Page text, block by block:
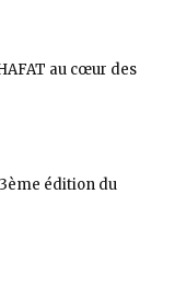
au cœur des
édition du